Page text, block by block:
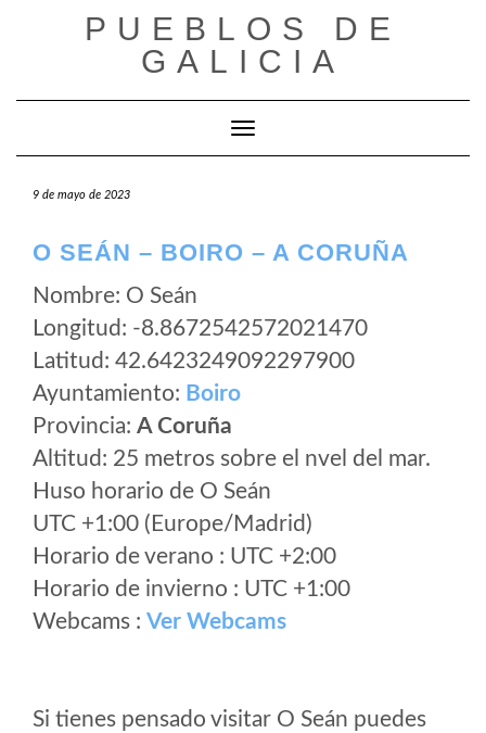
PUEBLOS DE
GALICIA
Cambiar modo de navegación
9 de mayo de 2023
O SEÁN – BOIRO – A CORUÑA
Nombre: O Seán
Longitud: -8.8672542572021470
Latitud: 42.6423249092297900
Ayuntamiento: Boiro
Provincia: A Coruña
Altitud: 25 metros sobre el nvel del mar.
Huso horario de O Seán
UTC +1:00 (Europe/Madrid)
Horario de verano : UTC +2:00
Horario de invierno : UTC +1:00
Webcams : Ver Webcams
Si tienes pensado visitar O Seán puedes